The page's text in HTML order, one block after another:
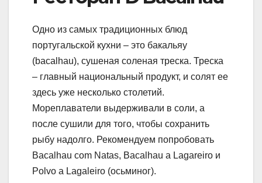
Одно из самых традиционных блюд
португальской кухни – это бакальяу
(bacalhau), сушеная соленая треска. Треска
– главный национальный продукт, и солят ее
здесь уже несколько столетий.
Мореплаватели выдерживали в соли, а
после сушили для того, чтобы сохранить
рыбу надолго. Рекомендуем попробовать
Bacalhau com Natas, Bacalhau a Lagareiro и
Polvo a Lagaleiro (осьминог).